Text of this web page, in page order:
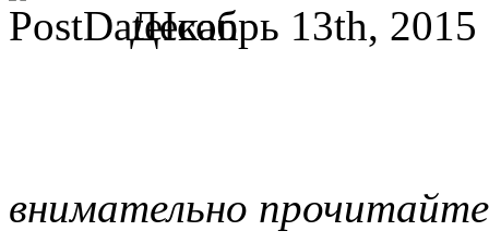
Декабрь 13th,
внимательно прочитайте